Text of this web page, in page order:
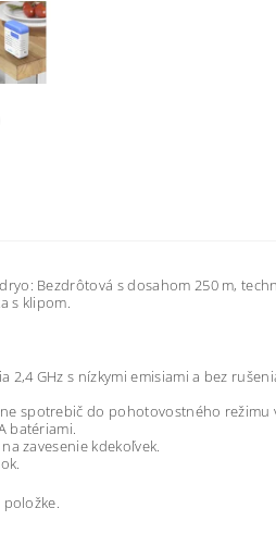
Bezdrôtová s dosahom 250 m,
s klipom.
GHz s nízkymi emisiami a bez
spotrebič do pohotovostného
batériami.
zavesenie kdekoľvek.